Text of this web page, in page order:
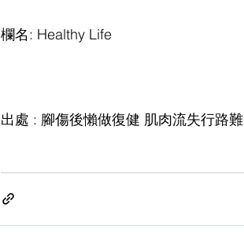
欄名: Healthy Life
出處 : 腳傷後懶做復健 肌肉流失行路難